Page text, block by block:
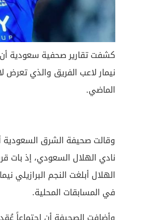
كشفت تقارير صحفية سعودية أن
نيمار لاعب الفريق والذي
الماضي.
وقالت صحيفة الشرق السعودية
نادي الهلال السعودي، إذ بات
الهلال أبلغت النجم البرازيلي
في المسابقات المحلية.